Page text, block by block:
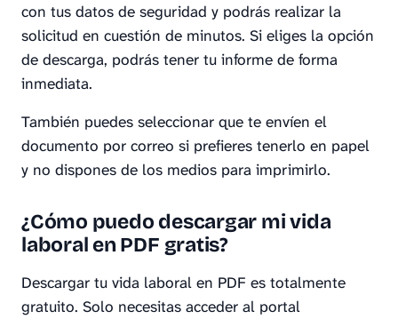
con tus datos de seguridad y podrás realizar la
solicitud en cuestión de minutos. Si eliges la opción
de descarga, podrás tener tu informe de forma
inmediata.
También puedes seleccionar que te envíen el
documento por correo si prefieres tenerlo en papel
y no dispones de los medios para imprimirlo.
¿Cómo puedo descargar mi vida
laboral en PDF gratis?
Descargar tu vida laboral en PDF es totalmente
gratuito. Solo necesitas acceder al portal